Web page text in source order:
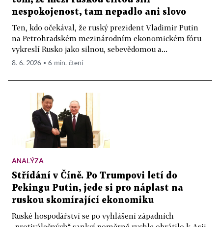
nespokojenost, tam nepadlo ani slovo
Ten, kdo očekával, že ruský prezident Vladimir Putin
na Petrohradském mezinárodním ekonomickém fóru
vykreslí Rusko jako silnou, sebevědomou a...
8. 6. 2026 ▪ 6 min. čtení
ANALÝZA
Střídání v Číně. Po Trumpovi letí do
Pekingu Putin, jede si pro náplast na
ruskou skomírající ekonomiku
Ruské hospodářství se po vyhlášení západních